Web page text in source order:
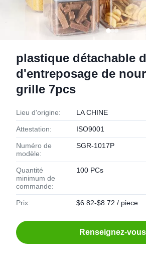
plastique détachable
d'entreposage de
grille 7pcs
Lieu d'origine: LA CHINE
Attestation: ISO9001
Numéro de
modèle:
SGR-1017P
Quantité
minimum de
commande:
100 PCs
Prix: $6.82-$8.72 / piece
Renseignez-vous